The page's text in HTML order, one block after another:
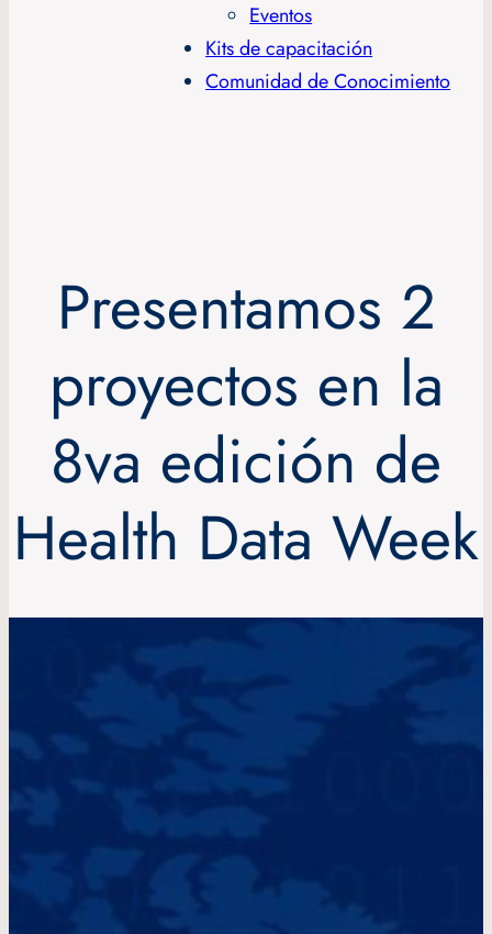
Eventos
Kits de capacitación
Comunidad de Conocimiento
Presentamos 2
proyectos en la
8va edición de
Health Data Week